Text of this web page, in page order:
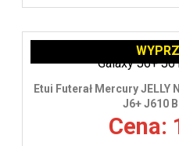
Etui Futerał Mercury JELLY
J6+ J610
Cena: